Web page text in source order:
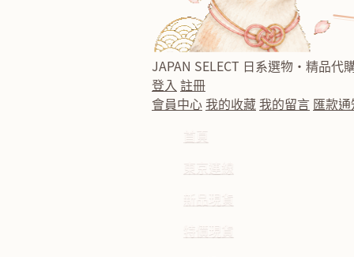
JAPAN SELECT 日系選物・精品代
登入 註冊
會員中心我的收藏我的留言 匯款
首頁
東京連線
新品現貨
特價現貨